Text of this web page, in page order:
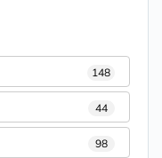
148
44
98